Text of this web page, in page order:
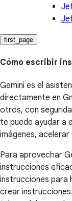
first_page
Cómo escribir
Gemini es el
directamente en
otros, con
te puede ayudar a
imágenes,
Para aprovechar
instrucciones
instrucciones para
crear